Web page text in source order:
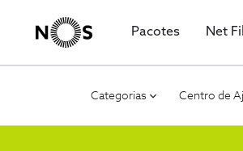
Pacotes Net
Categorias Centro de